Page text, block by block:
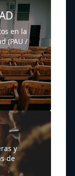
en la
(PAU /
y
de